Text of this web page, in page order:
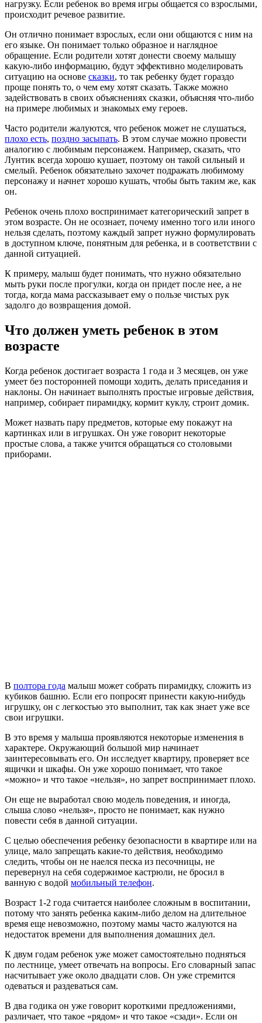
нагрузку. Если ребенок во время игры общается со взрослыми,
происходит речевое развитие.
Он отлично понимает взрослых, если они общаются с ним на
его языке. Он понимает только образное и наглядное
обращение. Если родители хотят донести своему малышу
какую-либо информацию, будут эффективно моделировать
ситуацию на основе сказки, то так ребенку будет гораздо
проще понять то, о чем ему хотят сказать. Также можно
задействовать в своих объяснениях сказки, объясняя что-либо
на примере любимых и знакомых ему героев.
Часто родители жалуются, что ребенок может не слушаться,
плохо есть, поздно засыпать. В этом случае можно провести
аналогию с любимым персонажем. Например, сказать, что
Лунтик всегда хорошо кушает, поэтому он такой сильный и
смелый. Ребенок обязательно захочет подражать любимому
персонажу и начнет хорошо кушать, чтобы быть таким же, как
он.
Ребенок очень плохо воспринимает категорический запрет в
этом возрасте. Он не осознает, почему именно того или иного
нельзя сделать, поэтому каждый запрет нужно формулировать
в доступном ключе, понятным для ребенка, и в соответствии с
данной ситуацией.
К примеру, малыш будет понимать, что нужно обязательно
мыть руки после прогулки, когда он придет после нее, а не
тогда, когда мама рассказывает ему о пользе чистых рук
задолго до возвращения домой.
Что должен уметь ребенок в этом
возрасте
Когда ребенок достигает возраста 1 года и 3 месяцев, он уже
умеет без посторонней помощи ходить, делать приседания и
наклоны. Он начинает выполнять простые игровые действия,
например, собирает пирамидку, кормит куклу, строит домик.
Может назвать пару предметов, которые ему покажут на
картинках или в игрушках. Он уже говорит некоторые
простые слова, а также учится обращаться со столовыми
приборами.
В полтора года малыш может собрать пирамидку, сложить из
кубиков башню. Если его попросят принести какую-нибудь
игрушку, он с легкостью это выполнит, так как знает уже все
свои игрушки.
В это время у малыша проявляются некоторые изменения в
характере. Окружающий большой мир начинает
заинтересовывать его. Он исследует квартиру, проверяет все
ящички и шкафы. Он уже хорошо понимает, что такое
«можно» и что такое «нельзя», но запрет воспринимает плохо.
Он еще не выработал свою модель поведения, и иногда,
слыша слово «нельзя», просто не понимает, как нужно
повести себя в данной ситуации.
С целью обеспечения ребенку безопасности в квартире или на
улице, мало запрещать какие-то действия, необходимо
следить, чтобы он не наелся песка из песочницы, не
перевернул на себя содержимое кастрюли, не бросил в
ванную с водой мобильный телефон.
Возраст 1-2 года считается наиболее сложным в воспитании,
потому что занять ребенка каким-либо делом на длительное
время еще невозможно, поэтому мамы часто жалуются на
недостаток времени для выполнения домашних дел.
К двум годам ребенок уже может самостоятельно подняться
по лестнице, умеет отвечать на вопросы. Его словарный запас
насчитывает уже около двадцати слов. Он уже стремится
одеваться и раздеваться сам.
В два годика он уже говорит короткими предложениями,
различает, что такое «рядом» и что такое «сзади». Если он